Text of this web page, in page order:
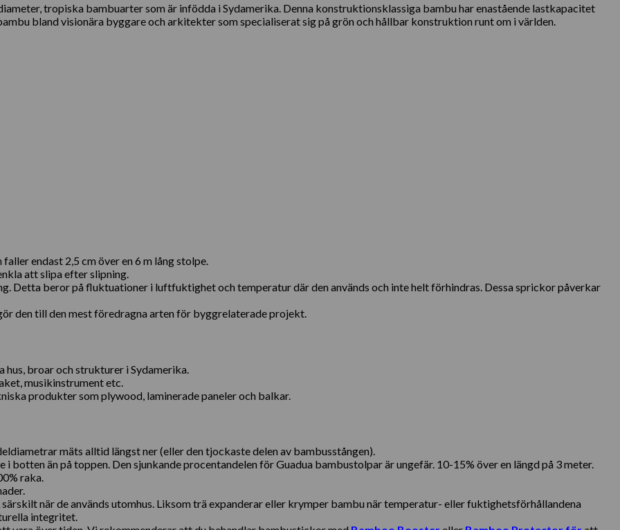
tropiska bambuarter som är infödda i Sydamerika. Denna konstruktionsklassiga bambu har enastående lastkapacitet
bland visionära byggare och arkitekter som specialiserat sig på grön och hållbar konstruktion runt om i världen.
endast 2,5 cm över en 6 m lång stolpe.
att slipa efter slipning.
Detta beror på fluktuationer i luftfuktighet och temperatur där den används och inte helt förhindras. Dessa sprickor påverkar
den till den mest föredragna arten för byggrelaterade projekt.
broar och strukturer i Sydamerika.
musikinstrument etc.
produkter som plywood, laminerade paneler och balkar.
mäts alltid längst ner (eller den tjockaste delen av bambusstången).
botten än på toppen. Den sjunkande procentandelen för Guadua bambustolpar är ungefär. 10-15% över en längd på 3 meter.
raka.
när de används utomhus. Liksom trä expanderar eller krymper bambu när temperatur- eller fuktighetsförhållandena
integritet.